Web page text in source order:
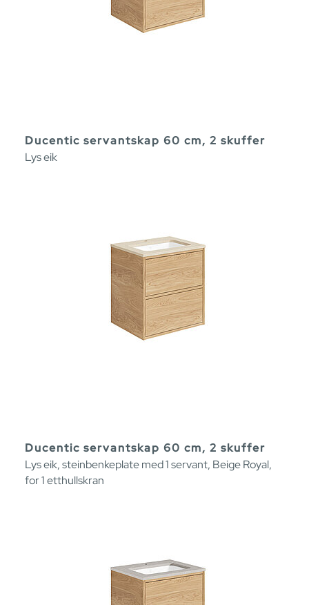
Ducentic servantskap 60 cm, 2 skuffer
Lys eik
Ducentic servantskap 60 cm, 2 skuffer
Lys eik, steinbenkeplate med 1 servant, Beige Royal,
for 1 etthullskran